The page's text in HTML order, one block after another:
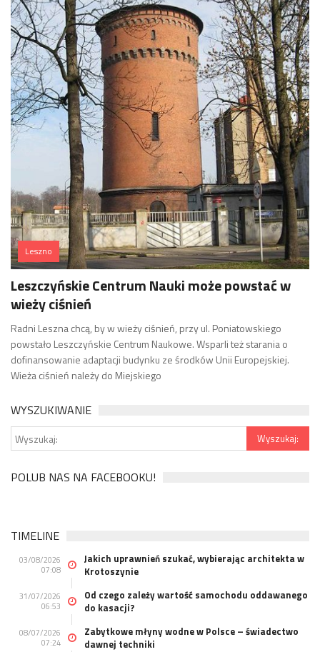
Leszno
Leszczyńskie Centrum Nauki może powstać w
wieży ciśnień
Radni Leszna chcą, by w wieży ciśnień, przy ul. Poniatowskiego
powstało Leszczyńskie Centrum Naukowe. Wsparli też starania o
dofinansowanie adaptacji budynku ze środków Unii Europejskiej.
Wieża ciśnień należy do Miejskiego
WYSZUKIWANIE
POLUB NAS NA FACEBOOKU!
TIMELINE
03/08/2026
07:08
Jakich uprawnień szukać, wybierając architekta w
Krotoszynie
31/07/2026
06:53
Od czego zależy wartość samochodu oddawanego
do kasacji?
08/07/2026
07:24
Zabytkowe młyny wodne w Polsce – świadectwo
dawnej techniki